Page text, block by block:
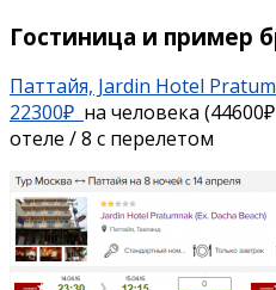
Гостиница и пример
Паттайя, Jardin Hotel
22300₽ на человека
отеле / 8 с перелетом